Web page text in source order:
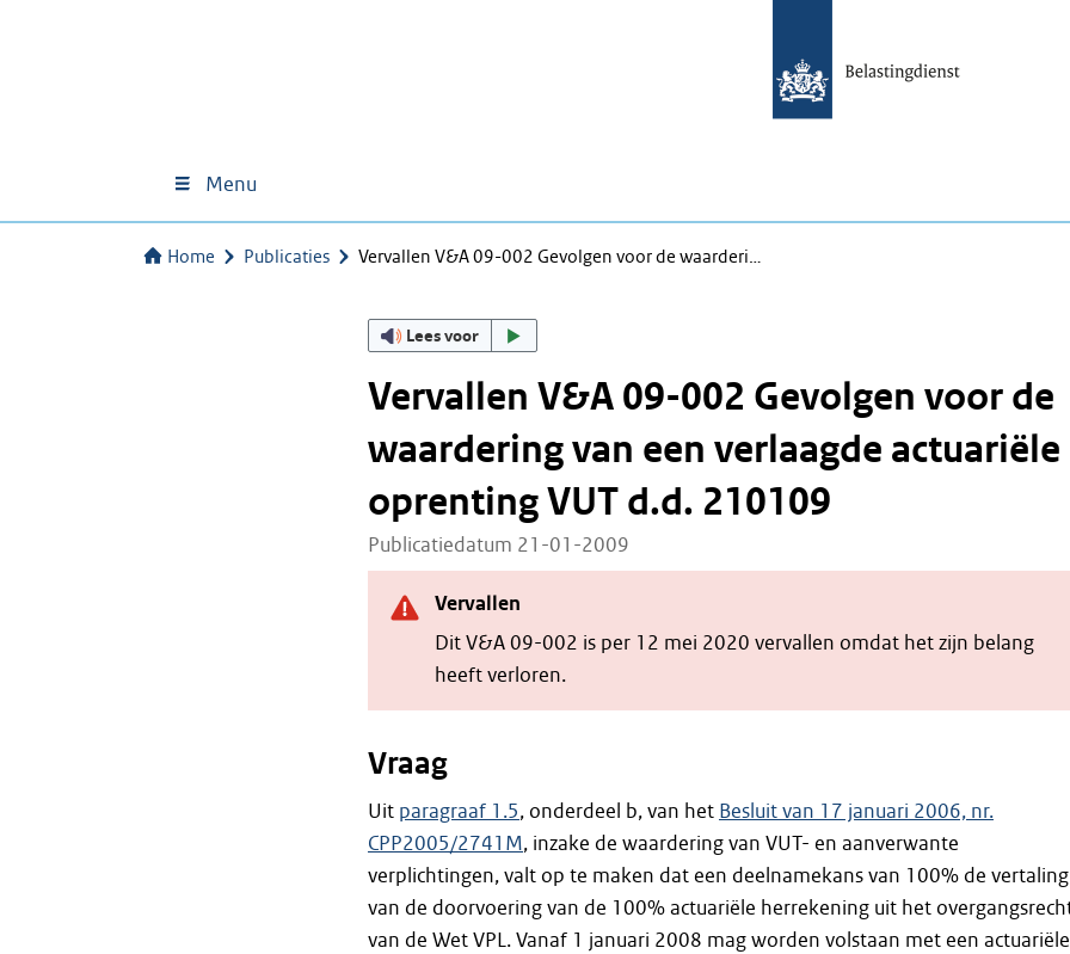
Menu
Home Publicaties Vervallen V&A 09-002 Gevolgen voor de waarderi…
Lees voor
Vervallen V&A 09-002 Gevolgen voor de
waardering van een verlaagde actuariële
oprenting VUT d.d. 210109
Publicatiedatum 21-01-2009
Vervallen
Dit V&A 09-002 is per 12 mei 2020 vervallen omdat het zijn belang
heeft verloren.
Vraag
Uit paragraaf 1.5, onderdeel b, van het Besluit van 17 januari 2006, nr.
CPP2005/2741M, inzake de waardering van VUT- en aanverwante
verplichtingen, valt op te maken dat een deelnamekans van 100% de
van de doorvoering van de 100% actuariële herrekening uit het
van de Wet VPL. Vanaf 1 januari 2008 mag worden volstaan met een actuariële